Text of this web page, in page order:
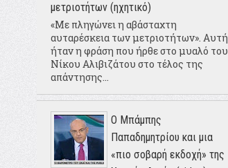
μετριοτήτων (ηχητικό)
«Με πληγώνει η αβάσταχτη
αυταρέσκεια των μετριοτήτων». Αυτή
ήταν η φράση που ήρθε στο μυαλό του
Νίκου Αλιβιζάτου στο τέλος της
απάντησης...
Ο Μπάμπης
Παπαδημητρίου και μια
«πιο σοβαρή εκδοχή» της